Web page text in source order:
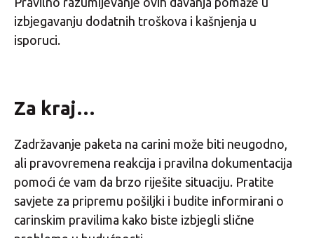
izbjegavanju dodatnih troškova i kašnjenja u
isporuci.
Za kraj…
Zadržavanje paketa na carini može biti neugodno,
ali pravovremena reakcija i pravilna dokumentacija
pomoći će vam da brzo riješite situaciju. Pratite
savjete za pripremu pošiljki i budite informirani o
carinskim pravilima kako biste izbjegli slične